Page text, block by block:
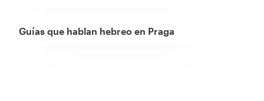
Guías que hablan hebreo en Praga